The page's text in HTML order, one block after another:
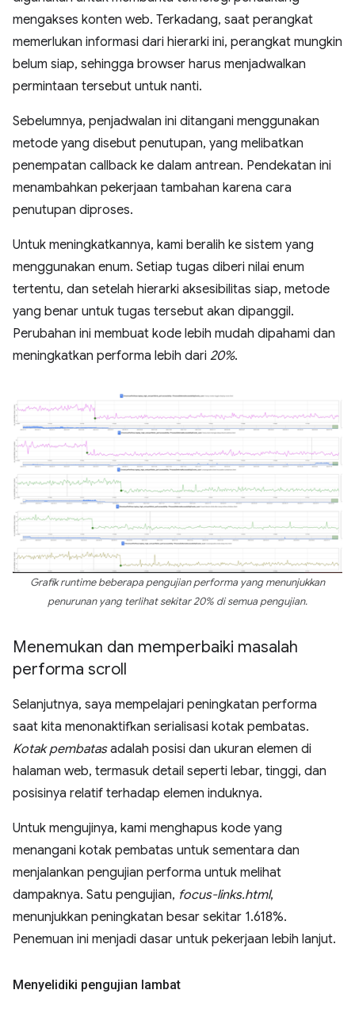
mengakses konten web. Terkadang, saat perangkat
memerlukan informasi dari hierarki ini, perangkat mungkin
belum siap, sehingga browser harus menjadwalkan
permintaan tersebut untuk nanti.
Sebelumnya, penjadwalan ini ditangani menggunakan
metode yang disebut penutupan, yang melibatkan
penempatan callback ke dalam antrean. Pendekatan ini
menambahkan pekerjaan tambahan karena cara
penutupan diproses.
Untuk meningkatkannya, kami beralih ke sistem yang
menggunakan enum. Setiap tugas diberi nilai enum
tertentu, dan setelah hierarki aksesibilitas siap, metode
yang benar untuk tugas tersebut akan dipanggil.
Perubahan ini membuat kode lebih mudah dipahami dan
meningkatkan performa lebih dari 20%.
Grafik runtime beberapa pengujian performa yang menunjukkan
penurunan yang terlihat sekitar 20% di semua pengujian.
Menemukan dan memperbaiki masalah
performa scroll
Selanjutnya, saya mempelajari peningkatan performa
saat kita menonaktifkan serialisasi kotak pembatas.
Kotak pembatasadalah posisi dan ukuran elemen di
halaman web, termasuk detail seperti lebar, tinggi, dan
posisinya relatif terhadap elemen induknya.
Untuk mengujinya, kami menghapus kode yang
menangani kotak pembatas untuk sementara dan
menjalankan pengujian performa untuk melihat
dampaknya. Satu pengujian, focus-links.html,
menunjukkan peningkatan besar sekitar 1.618%.
Penemuan ini menjadi dasar untuk pekerjaan lebih lanjut.
Menyelidiki pengujian lambat